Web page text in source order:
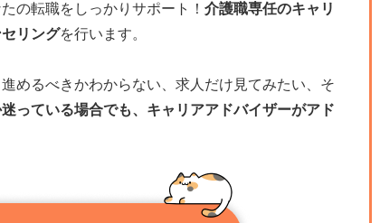
の転職をしっかりサポート！ 介護職専任のキャリ
リングを行います。
めるべきかわからない、求人だけ見てみたい、そ
っている場合でも、キャリアアドバイザーがアド